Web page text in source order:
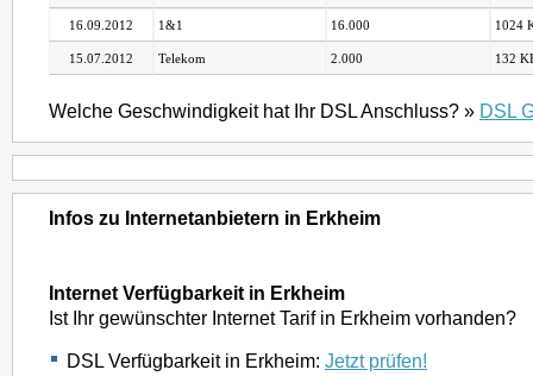
16.09.2012 1&1 16.000 1024
15.07.2012 Telekom 2.000 132
Welche Geschwindigkeit hat Ihr DSL Anschluss? » DSL
Infos zu Internetanbietern in Erkheim
Internet Verfügbarkeit in Erkheim
Ist Ihr gewünschter Internet Tarif in Erkheim vorhanden?
DSL Verfügbarkeit in Erkheim: Jetzt prüfen!